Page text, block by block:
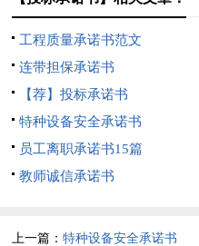
工程质量承诺书范文
连带担保承诺书
【荐】投标承诺书
特种设备安全承诺书
员工离职承诺书15篇
教师诚信承诺书
上一篇：特种设备安全承诺书